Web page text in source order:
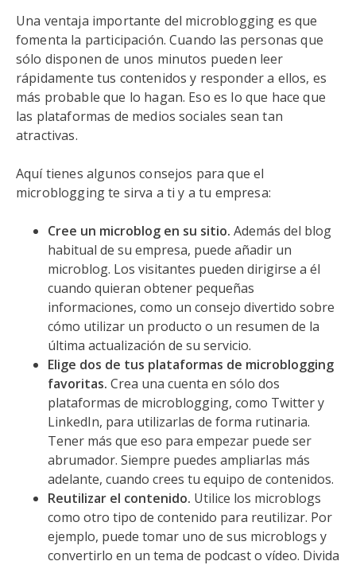
Una ventaja importante del microblogging es que
fomenta la participación. Cuando las personas que
sólo disponen de unos minutos pueden leer
rápidamente tus contenidos y responder a ellos, es
más probable que lo hagan. Eso es lo que hace que
las plataformas de medios sociales sean tan
atractivas.
Aquí tienes algunos consejos para que el
microblogging te sirva a ti y a tu empresa:
Cree un microblog en su sitio. Además del blog
habitual de su empresa, puede añadir un
microblog. Los visitantes pueden dirigirse a él
cuando quieran obtener pequeñas
informaciones, como un consejo divertido sobre
cómo utilizar un producto o un resumen de la
última actualización de su servicio.
Elige dos de tus plataformas de microblogging
favoritas. Crea una cuenta en sólo dos
plataformas de microblogging, como Twitter y
LinkedIn, para utilizarlas de forma rutinaria.
Tener más que eso para empezar puede ser
abrumador. Siempre puedes ampliarlas más
adelante, cuando crees tu equipo de contenidos.
Reutilizar el contenido. Utilice los microblogs
como otro tipo de contenido para reutilizar. Por
ejemplo, puede tomar uno de sus microblogs y
convertirlo en un tema de podcast o vídeo. Divida